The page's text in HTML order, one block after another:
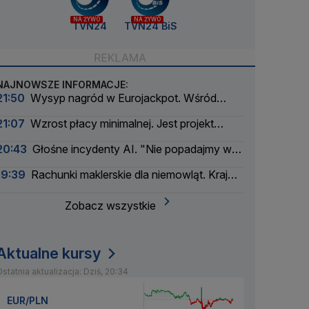
NA ŻYWO
TVN24
NA ŻYWO
TVN24 BiS
INFORMACJE:
Wysyp nagród w Eurojackpot. Wśród
Wzrost płacy minimalnej. Jest projekt
Głośne incydenty AI. "Nie popadajmy w
Rachunki maklerskie dla niemowląt. Kraj
Zobacz wszystkie
kursy
aktualizacja: Dziś, 20:34
EUR/PLN